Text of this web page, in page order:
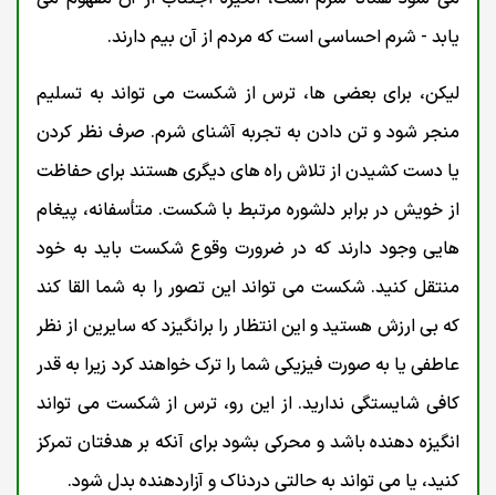
یابد - شرم احساسی است که مردم از آن بیم دارند.
لیکن، برای بعضی ها، ترس از شکست می تواند به تسلیم
منجر شود و تن دادن به تجربه آشنای شرم. صرف نظر کردن
یا دست کشیدن از تلاش راه های دیگری هستند برای حفاظت
از خویش در برابر دلشوره مرتبط با شکست. متأسفانه، پیغام
هایی وجود دارند که در ضرورت وقوع شکست باید به خود
منتقل کنید. شکست می تواند این تصور را به شما القا کند
که بی ارزش هستید و این انتظار را برانگیزد که سایرین از نظر
عاطفی یا به صورت فیزیکی شما را ترک خواهند کرد زیرا به قدر
کافی شایستگی ندارید. از این رو، ترس از شکست می تواند
انگیزه دهنده باشد و محرکی بشود برای آنکه بر هدفتان تمرکز
کنید، یا می تواند به حالتی دردناک و آزاردهنده بدل شود.